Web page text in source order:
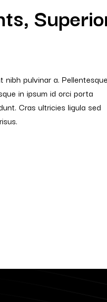
pulvinar a. Pellentesque
in ipsum id orci porta
Cras ultricies ligula sed